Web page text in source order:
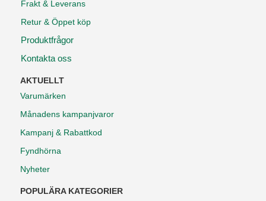
Frakt & Leverans
Retur & Öppet köp
Produktfrågor
Kontakta oss
AKTUELLT
Varumärken
Månadens kampanjvaror
Kampanj & Rabattkod
Fyndhörna
Nyheter
POPULÄRA KATEGORIER